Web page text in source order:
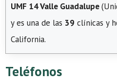
UMF 14 Valle Guadalupe
y es una de las 39 clínicas y
California.
Teléfonos